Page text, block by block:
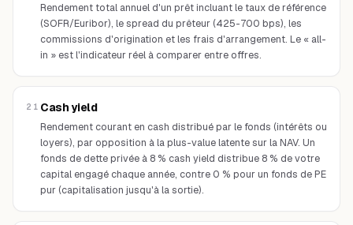
Rendement total annuel d'un prêt incluant le taux de référence
(SOFR/Euribor), le spread du prêteur (425-700 bps), les
commissions d'origination et les frais d'arrangement. Le « all-
in » est l'indicateur réel à comparer entre offres.
21 Cash yield
Rendement courant en cash distribué par le fonds (intérêts ou
loyers), par opposition à la plus-value latente sur la NAV. Un
fonds de dette privée à 8 % cash yield distribue 8 % de votre
capital engagé chaque année, contre 0 % pour un fonds de PE
pur (capitalisation jusqu'à la sortie).